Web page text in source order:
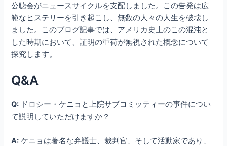
公聴会がニュースサイクルを支配しました。この告発は広
範なヒステリーを引き起こし、無数の人々の人生を破壊し
ました。このブログ記事では、アメリカ史上のこの混沌と
した時期において、証明の重荷が無視された概念について
探究します。
Q&A
Q: ドロシー・ケニョと上院サブコミッティーの事件につい
て説明していただけますか？
A: ケニョは著名な弁護士、裁判官、そして活動家であり、